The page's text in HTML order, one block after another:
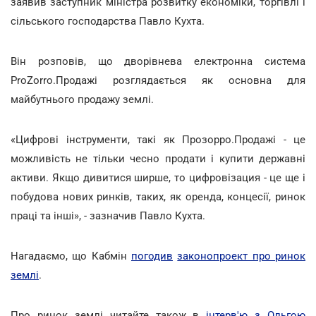
сільського господарства Павло Кухта.
Він розповів, що дворівнева електронна система
ProZorro.Продажі розглядається як основна для
майбутнього продажу землі.
«Цифрові інструменти, такі як Прозорро.Продажі - це
можливість не тільки чесно продати і купити державні
активи. Якщо дивитися ширше, то цифровізация - це ще і
побудова нових ринків, таких, як оренда, концесії, ринок
праці та інші», - зазначив Павло Кухта.
Нагадаємо, що Кабмін погодив законопроект про ринок
землі.